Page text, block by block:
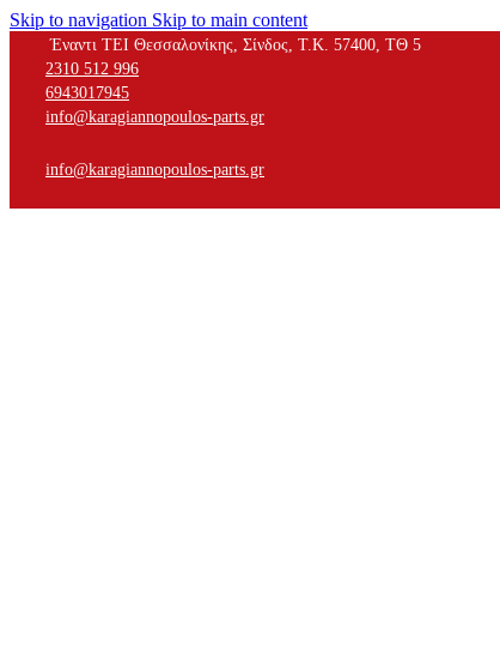
Skip to navigation Skip to main content
Έναντι ΤΕΙ Θεσσαλονίκης, Σίνδος, Τ.Κ. 57400, ΤΘ 5
2310 512 996
6943017945
info@karagiannopoulos-parts.gr
info@karagiannopoulos-parts.gr